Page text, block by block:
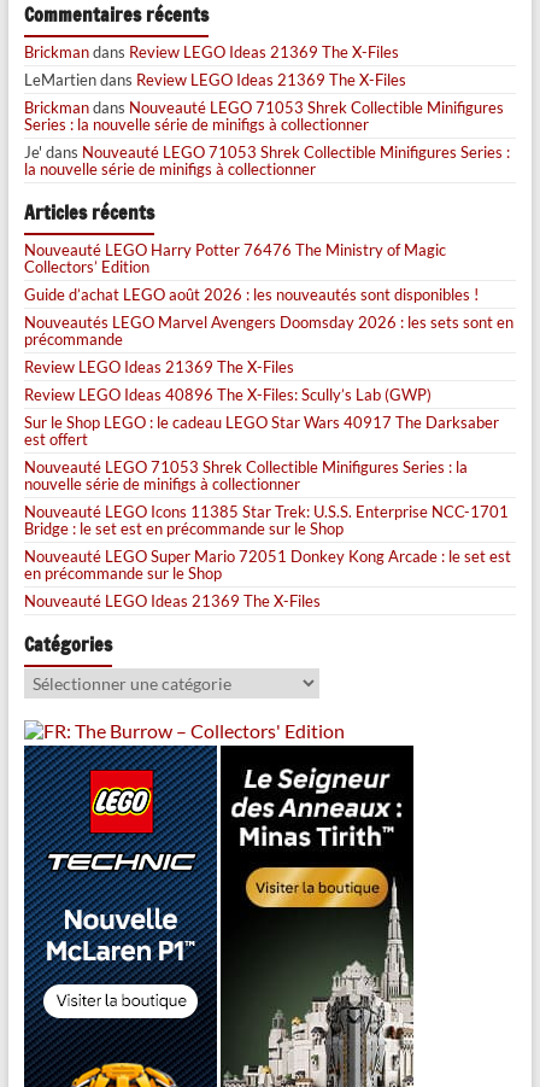
Commentaires récents
Brickmandans Review LEGO Ideas 21369 The X-Files
LeMartiendans Review LEGO Ideas 21369 The X-Files
Brickmandans Nouveauté LEGO 71053 Shrek Collectible Minifigures
Series : la nouvelle série de minifigs à collectionner
Je' dans Nouveauté LEGO 71053 Shrek Collectible Minifigures Series :
la nouvelle série de minifigs à collectionner
Articles récents
Nouveauté LEGO Harry Potter 76476 The Ministry of Magic
Collectors’ Edition
Guide d’achat LEGO août 2026 : les nouveautés sont disponibles !
Nouveautés LEGO Marvel Avengers Doomsday 2026 : les sets sont en
précommande
Review LEGO Ideas 21369 The X-Files
Review LEGO Ideas 40896 The X-Files: Scully’s Lab (GWP)
Sur le Shop LEGO : le cadeau LEGO Star Wars 40917 The Darksaber
est offert
Nouveauté LEGO 71053 Shrek Collectible Minifigures Series : la
nouvelle série de minifigs à collectionner
Nouveauté LEGO Icons 11385 Star Trek: U.S.S. Enterprise NCC-1701
Bridge : le set est en précommande sur le Shop
Nouveauté LEGO Super Mario 72051 Donkey Kong Arcade : le set est
en précommande sur le Shop
Nouveauté LEGO Ideas 21369 The X-Files
Catégories
Catégories